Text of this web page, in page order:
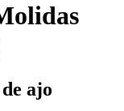
ajo